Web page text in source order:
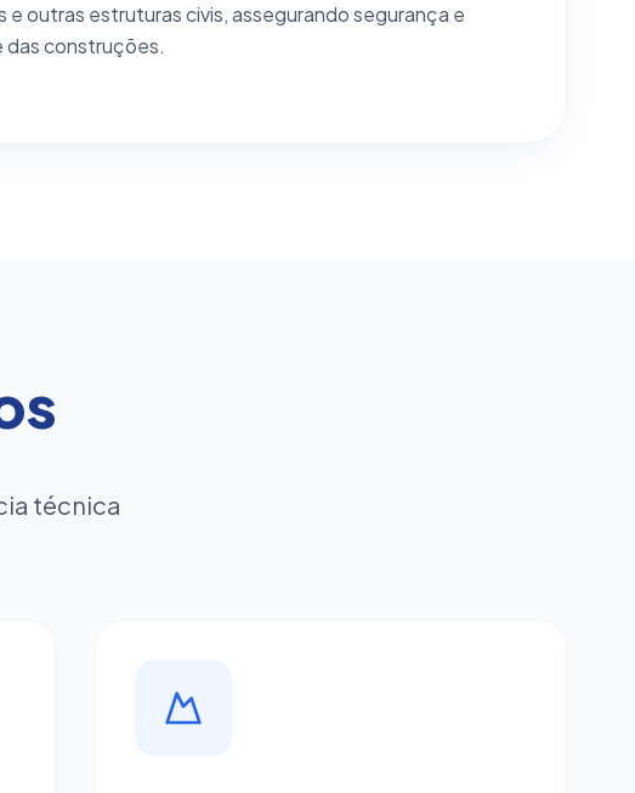
e outras estruturas civis, assegurando segurança e
das construções.
técnica